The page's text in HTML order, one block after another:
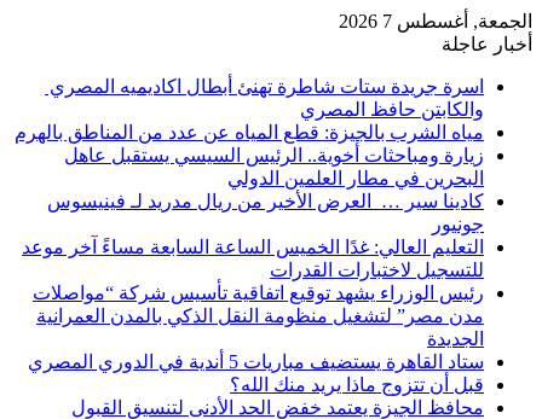
الجمعة, أغسطس 7 2026
أخبار عاجلة
اسرة جريدة ستات شاطرة تهنئ أبطال اكاديميه المصري
والكابتن حافظ المصري
مياه الشرب بالجيزة: قطع المياه عن عدد من المناطق بالهرم
زيارة ومباحثات أخوية.. الرئيس السيسي يستقبل عاهل
البحرين في مطار العلمين الدولي
كادينا سير … العرض الأخير من ريال مدريد لـ فينيسوس
جونيور
التعليم العالي: غدًا الخميس الساعة السابعة مساءً آخر موعد
للتسجيل لاختبارات القدرات
رئيس الوزراء يشهد توقيع اتفاقية تأسيس شركة “مواصلات
مدن مصر” لتشغيل منظومة النقل الذكي بالمدن العمرانية
الجديدة
ستاد القاهرة يستضيف مباريات 5 أندية في الدوري المصري
قبل أن تتزوج ماذا يريد منك الله؟
محافظ الجيزة يعتمد خفض الحد الأدنى لتنسيق القبول